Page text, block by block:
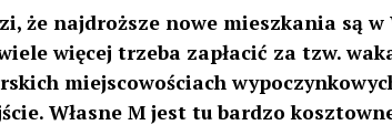
że najdroższe nowe mieszkania są w
więcej trzeba zapłacić za tzw.
miejscowościach
Własne M jest tu bardzo